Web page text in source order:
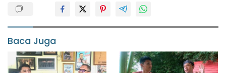
Baca Juga